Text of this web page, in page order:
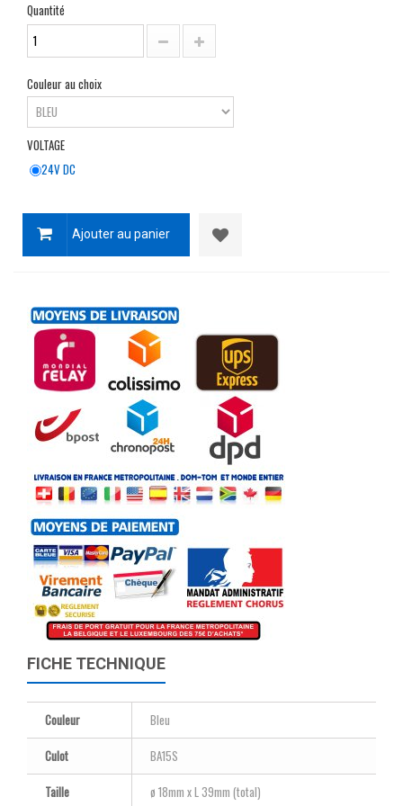
Quantité
Couleur au choix
VOLTAGE
24V DC
Ajouter au panier
FICHE TECHNIQUE
Couleur
Bleu
Culot
BA15S
Taille
ø 18mm x L 39mm (total)